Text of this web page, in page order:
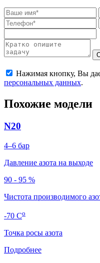
Нажимая кнопку, Вы
персональных данных.
Похожие модели
N20
4–6 бар
Давление азота на выходе
90 - 95 %
Чистота производимого
-70 Cо
Точка росы азота
Подробнее